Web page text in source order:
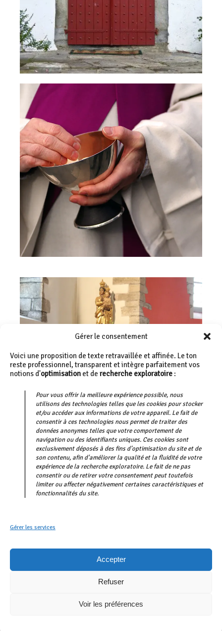
Gérer le consentement
Voici une proposition de texte retravaillée et affinée. Le ton
reste professionnel, transparent et intègre parfaitement vos
notions d'optimisation et de recherche exploratoire :
Pour vous offrir la meilleure expérience possible, nous
utilisons des technologies telles que les cookies pour stocker
et/ou accéder aux informations de votre appareil. Le fait de
consentir à ces technologies nous permet de traiter des
données anonymes telles que votre comportement de
navigation ou des identifiants uniques. Ces cookies sont
exclusivement déposés à des fins d’optimisation du site et de
son contenu, afin d'améliorer la qualité et la fluidité de votre
expérience de la recherche exploratoire. Le fait de ne pas
consentir ou de retirer votre consentement peut toutefois
limiter ou affecter négativement certaines caractéristiques et
fonctionnalités du site.
Gérer les services
Accepter
Refuser
Voir les préférences